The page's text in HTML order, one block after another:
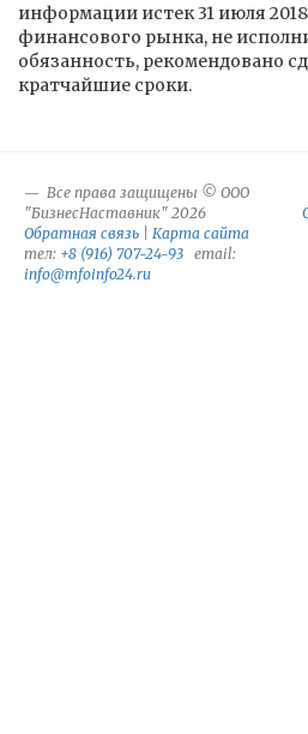
информации истек 31 июля
финансового рынка, не
обязанность, рекомендовано
кратчайшие сроки.
Все права защищены © ООО
"БизнесНаставник" 2026
Обратная связь
Карта сайта
тел: +8 (916) 707-24-93 email:
info@mfoinfo24.ru